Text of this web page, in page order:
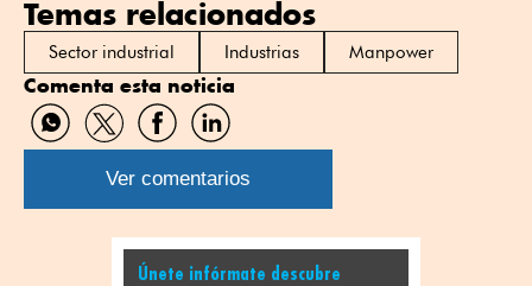
Temas relacionados
Sector industrial Industrias Manpower
Comenta esta noticia
Compartir
por
WhatsApp
Compartir
por
Twitter
Compartir
por
Facebook
Compartir
por
Linkedin
Ver comentarios
Únete infórmate descubre